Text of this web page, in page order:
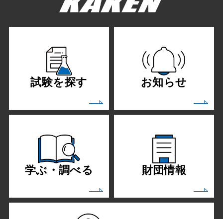
試験を探す お知らせ
学ぶ・調べる 財団情報